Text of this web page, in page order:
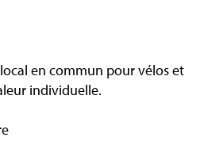
en commun pour vélos et
individuelle.